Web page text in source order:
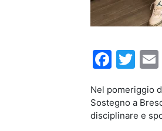
Nel pomeriggio
Sostegno a
disciplinare e